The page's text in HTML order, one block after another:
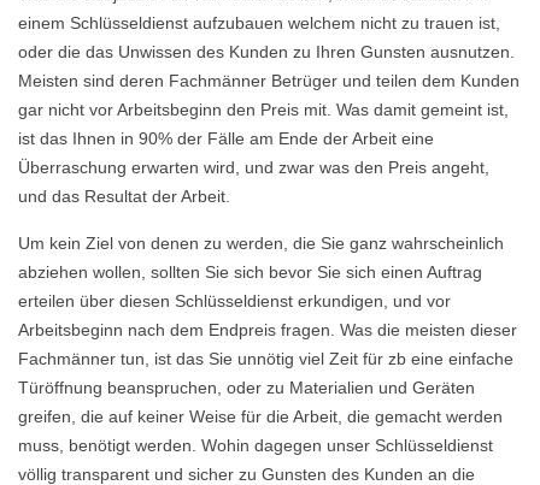
einem Schlüsseldienst aufzubauen welchem nicht zu trauen ist,
oder die das Unwissen des Kunden zu Ihren Gunsten ausnutzen.
Meisten sind deren Fachmänner Betrüger und teilen dem Kunden
gar nicht vor Arbeitsbeginn den Preis mit. Was damit gemeint ist,
ist das Ihnen in 90% der Fälle am Ende der Arbeit eine
Überraschung erwarten wird, und zwar was den Preis angeht,
und das Resultat der Arbeit.
Um kein Ziel von denen zu werden, die Sie ganz wahrscheinlich
abziehen wollen, sollten Sie sich bevor Sie sich einen Auftrag
erteilen über diesen Schlüsseldienst erkundigen, und vor
Arbeitsbeginn nach dem Endpreis fragen. Was die meisten dieser
Fachmänner tun, ist das Sie unnötig viel Zeit für zb eine einfache
Türöffnung beanspruchen, oder zu Materialien und Geräten
greifen, die auf keiner Weise für die Arbeit, die gemacht werden
muss, benötigt werden. Wohin dagegen unser Schlüsseldienst
völlig transparent und sicher zu Gunsten des Kunden an die